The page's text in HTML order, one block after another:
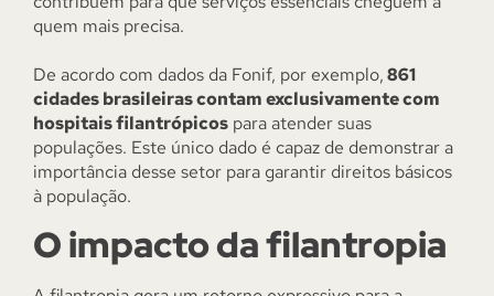
quem mais precisa.
De acordo com dados da Fonif, por exemplo,861
cidades brasileiras contam exclusivamente com
hospitais filantrópicos para atender suas
populações. Este único dado é capaz de demonstrar a
importância desse setor para garantir direitos básicos
à população.
O impacto da filantropia